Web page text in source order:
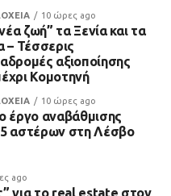
10 ώρες ago
ζωή” τα Ξενία και τα
– Τέσσερις
αξιοποίησης
Κομοτηνή
10 ώρες ago
έργο αναβάθμισης
5 αστέρων στη Λέσβο
ago
για το real estate στον